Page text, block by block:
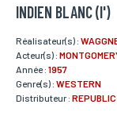
INDIEN BLANC (l')
Réalisateur(s) :
Acteur(s) :
Année : 1957
Genre(s) : WESTERN
Distributeur :